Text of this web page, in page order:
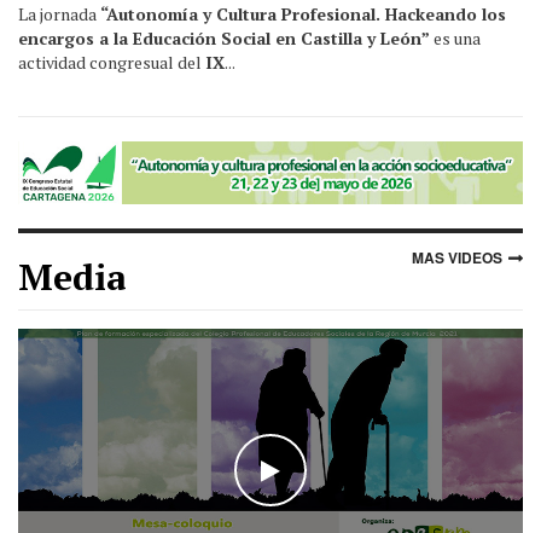
La jornada “Autonomía y Cultura Profesional. Hackeando los
encargos a la Educación Social en Castilla y León” es una
actividad congresual del IX...
Media MAS VIDEOS
WATCH THE VIDEO